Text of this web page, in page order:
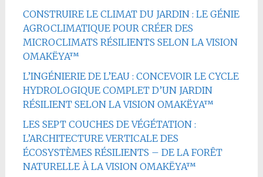
CONSTRUIRE LE CLIMAT DU JARDIN : LE GÉNIE
AGROCLIMATIQUE POUR CRÉER DES
MICROCLIMATS RÉSILIENTS SELON LA VISION
OMAKËYA™
L’INGÉNIERIE DE L’EAU : CONCEVOIR LE CYCLE
HYDROLOGIQUE COMPLET D’UN JARDIN
RÉSILIENT SELON LA VISION OMAKËYA™
LES SEPT COUCHES DE VÉGÉTATION :
L’ARCHITECTURE VERTICALE DES
ÉCOSYSTÈMES RÉSILIENTS – DE LA FORÊT
NATURELLE À LA VISION OMAKËYA™